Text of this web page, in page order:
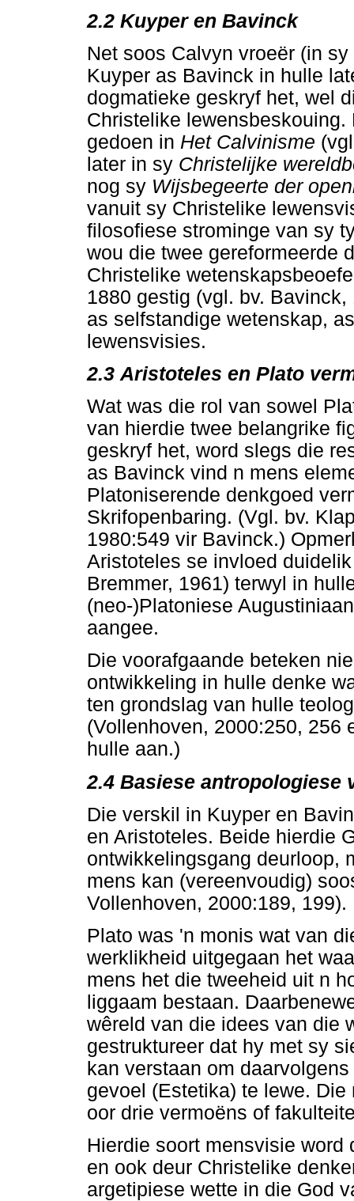
2.2 Kuyper en Bavinck
Net soos Calvyn vroeër (in
Kuyper as Bavinck in hulle
dogmatieke geskryf het, wel
Christelike
gedoen in Het Calvinisme
later in sy Christelijke
nog sy Wijsbegeerte der
vanuit sy Christelike
filosofiese strominge van sy
wou die twee gereformeerde
Christelike
1880 gestig (vgl. bv.
as selfstandige wetenskap,
lewensvisies.
2.3 Aristoteles en Plato
Wat was die rol van sowel
van hierdie twee belangrike
geskryf het, word slegs die
as Bavinck vind n mens
Platoniserende denkgoed
Skrifopenbaring. (Vgl. bv.
1980:549 vir Bavinck.)
Aristoteles se invloed
Bremmer, 1961) terwyl in
(neo-)Platoniese
aangee.
Die voorafgaande beteken
ontwikkeling in hulle denke
ten grondslag van hulle
(Vollenhoven, 2000:250, 256
hulle aan.)
2.4 Basiese antropologiese
Die verskil in Kuyper en
en Aristoteles. Beide hierdie
ontwikkelingsgang deurloop,
mens kan (vereenvoudig)
Vollenhoven, 2000:189, 199).
Plato was 'n monis wat van
werklikheid uitgegaan het
mens het die tweeheid uit n
liggaam bestaan.
wêreld van die idees van die
gestruktureer dat hy met sy
kan verstaan om
gevoel (Estetika) te lewe.
oor drie vermoëns of
Hierdie soort mensvisie word
en ook deur Christelike
argetipiese wette in die God